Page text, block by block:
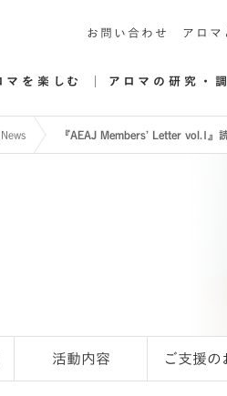
お問い合わせ アロマ
マを楽しむ アロマの研究・
News 『AEAJ Members’ Letter vol.1』
活動内容 ご支援の